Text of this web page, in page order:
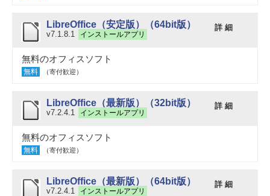
LibreOffice（安定版）（64bit版）
v7.1.8.1 インストールアプリ
詳 細
無料のオフィスソフト
無料 （寄付歓迎）
LibreOffice（最新版）（32bit版）
v7.2.4.1 インストールアプリ
詳 細
無料のオフィスソフト
無料 （寄付歓迎）
LibreOffice（最新版）（64bit版）
v7.2.4.1 インストールアプリ
詳 細